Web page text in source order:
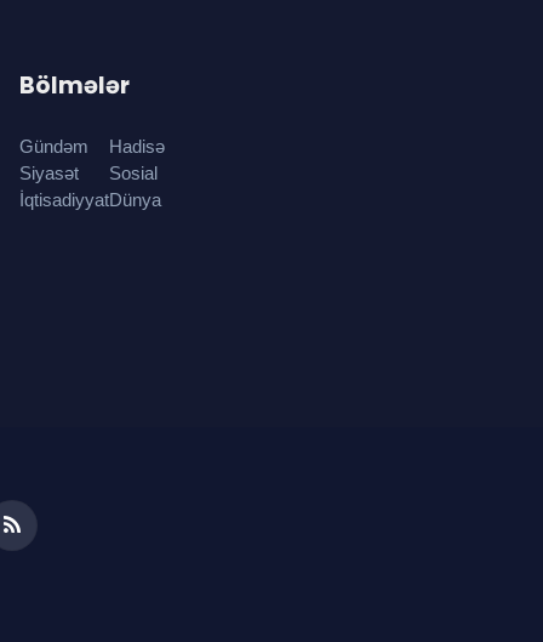
Bölmələr
Gündəm
Siyasət
İqtisadiyyat
Hadisə
Sosial
Dünya
RSS